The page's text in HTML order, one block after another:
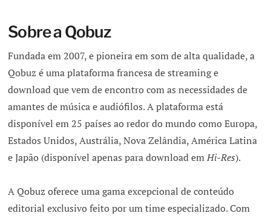
Sobre a Qobuz
Fundada em 2007, e pioneira em som de alta qualidade, a
Qobuz é uma plataforma francesa de streaming e
download que vem de encontro com as necessidades de
amantes de música e audiófilos. A plataforma está
disponível em 25 países ao redor do mundo como Europa,
Estados Unidos, Austrália, Nova Zelândia, América Latina
e Japão (disponível apenas para download emHi-Res).
A Qobuz oferece uma gama excepcional de conteúdo
editorial exclusivo feito por um time especializado. Com